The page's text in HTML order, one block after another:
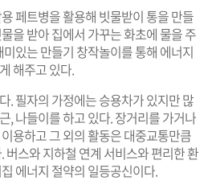
페트병을 활용해 빗물받이 통을 만들
을 받아 집에서 가꾸는 화초에 물을 주
있는 만들기 창작놀이를 통해 에너지
해주고 있다.
. 필자의 가정에는 승용차가 있지만 많
, 나들이를 하고 있다. 장거리를 가거나
용하고 그 외의 활동은 대중교통만큼
버스와 지하철 연계 서비스와 편리한 환
에너지 절약의 일등공신이다.